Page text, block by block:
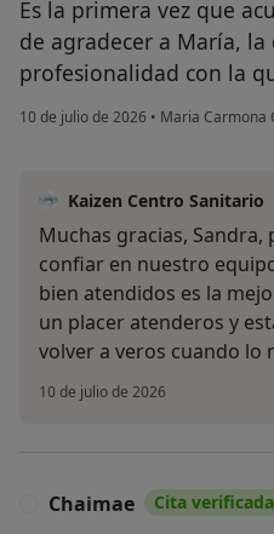
Es la primera vez que
de agradecer a María, la
profesionalidad con la
10 de julio de 2026 • Maria Carmona
Kaizen Centro Sanitario
Muchas gracias,
confiar en nuestro
bien atendidos es la
un placer atenderos y
volver a veros cuando lo
10 de julio de 2026
Chaimae Cita verificada